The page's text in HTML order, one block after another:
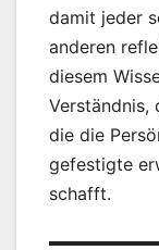
damit jeder
anderen
diesem
Verständnis,
die die
gefestigte
schafft.